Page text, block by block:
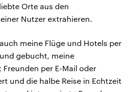
Orte aus den
Nutzer extrahieren.
meine Flüge und Hotels per
gebucht, meine
per E-Mail oder
und die halbe Reise in Echtzeit